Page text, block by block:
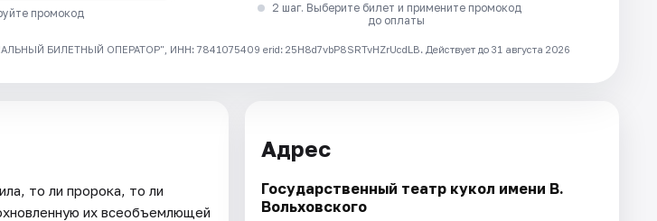
промокод
2 шаг. Выберите билет и примените промокод
до оплаты
БИЛЕТНЫЙ ОПЕРАТОР", ИНН: 7841075409 erid: 25H8d7vbP8SRTvHZrUcdLB. Действует до 31 августа 2026
то ли пророка, то ли
их всеобъемлющей
Адрес
Государственный театр кукол имени В.
Вольховского